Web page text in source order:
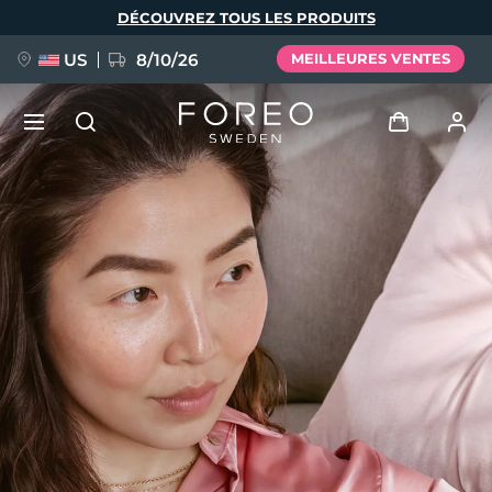
DÉCOUVREZ TOUS LES PRODUITS
US 8/10/26 MEILLEURES VENTES
Se connecter
Profil de l'utilisateur
Mes appareils
Mes commandes
Mes adresses
Mes abonnements
NOUVEAU
FAQ™ Pure Beauty-Tech Elixir
BREAKING NEWS
issa™ Teeth Whitening Set
Langue
English Deutsch
Español
Français
Italiano
Português
Polski
Svenska
Русский
Türkçe
简体中文 繁體中文